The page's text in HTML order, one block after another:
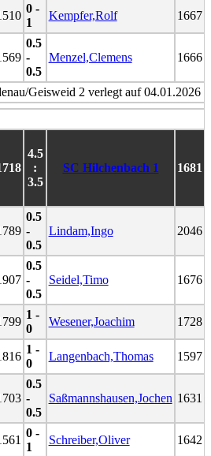
0 -
1
Kempfer,Rolf 1667
0.5
-
0.5
Menzel,Clemens 1666
Geisweid 2 verlegt auf 04.01.2026
4.5
:
3.5
SC Hilchenbach 1 1681
0.5
-
0.5
Lindam,Ingo 2046
0.5
-
0.5
Seidel,Timo 1676
1 -
0
Wesener,Joachim 1728
1 -
0
Langenbach,Thomas 1597
0.5
-
0.5
Saßmannshausen,Jochen 1631
0 -
1
Schreiber,Oliver 1642